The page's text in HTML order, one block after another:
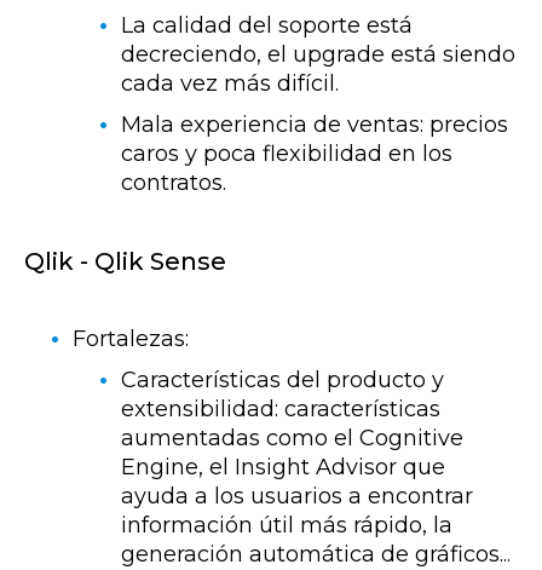
La calidad del soporte está
decreciendo, el upgrade está siendo
cada vez más difícil.
Mala experiencia de ventas: precios
caros y poca flexibilidad en los
contratos.
Qlik - Qlik Sense
Fortalezas:
Características del producto y
extensibilidad: características
aumentadas como el Cognitive
Engine, el Insight Advisor que
ayuda a los usuarios a encontrar
información útil más rápido, la
generación automática de gráficos...